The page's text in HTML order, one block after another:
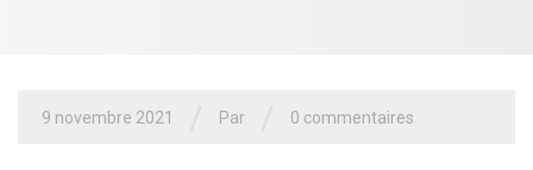
9 novembre 2021 Par 0 commentaires